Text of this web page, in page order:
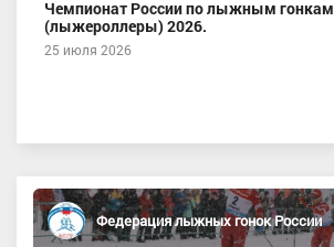
Чемпионат России по лыжным гонкам
(лыжероллеры) 2026.
25 июля 2026
Федерация лыжных гонок России